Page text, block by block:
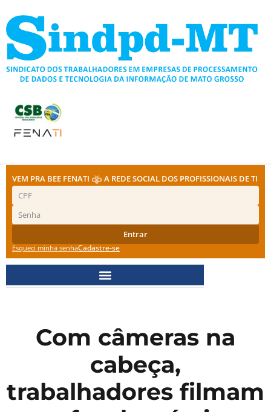
para
conteúdo
VEM PRA BEE FENATI A REDE SOCIAL DOS PROFISSIONAIS DE TI
Entrar
Esqueci minha senhaCadastre-se
Com câmeras na
cabeça,
trabalhadores filmam